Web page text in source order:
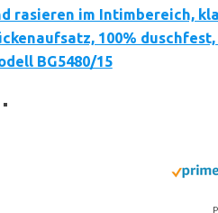
rasieren im Intimbereich,
100%
BG5480/15